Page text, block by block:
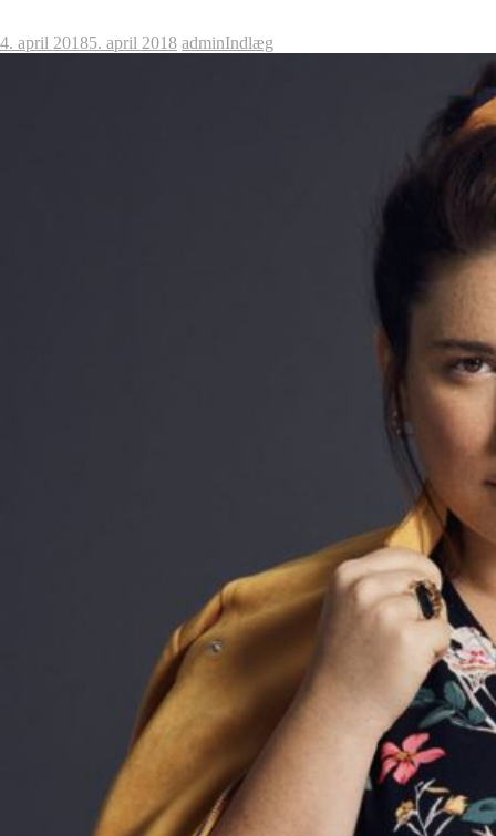
4. april 20185. april 2018 adminIndlæg